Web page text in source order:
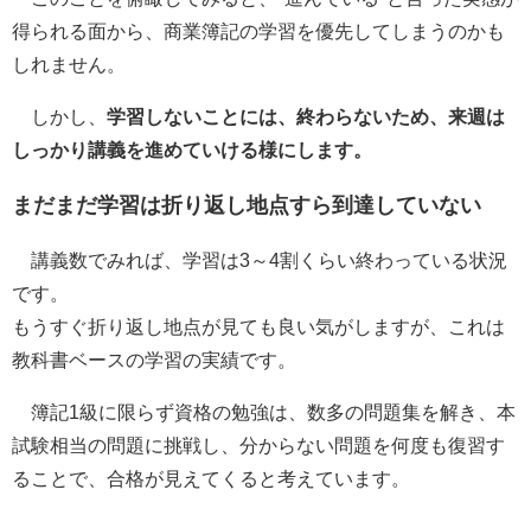
得られる面から、商業簿記の学習を優先してしまう のかも
しれません。
しかし、 学習しないことには、終わらないため、来週は
しっかり講義を進めていける様にします。
まだまだ学習は折り返し地点すら到達していない
講義数でみれば、学習は3～4割くらい終わっている状況
です。
もうすぐ折り返し地点が見ても良い気がしますが、これは
教科書ベースの学習の実績です。
簿記1級に限らず資格の勉強は、数多の問題集を解き、本
試験相当の問題に挑戦し、分からない問題を何度も復習す
ることで、合格が見えてくると考えています。